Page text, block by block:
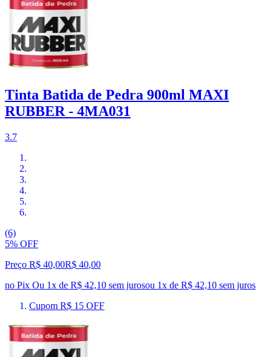
Tinta Batida de Pedra 900ml MAXI
RUBBER - 4MA031
3.7
(6)
5% OFF
Preço R$ 40,00R$ 40,00
no Pix Ou 1x de R$ 42,10 sem jurosou 1x de R$ 42,10 sem juros
Cupom R$ 15 OFF